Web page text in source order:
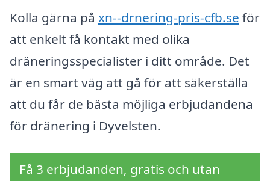
Kolla gärna på xn--drnering-pris-cfb.se för
att enkelt få kontakt med olika
dräneringsspecialister i ditt område. Det
är en smart väg att gå för att säkerställa
att du får de bästa möjliga erbjudandena
för dränering i Dyvelsten.
Få 3 erbjudanden, gratis och utan